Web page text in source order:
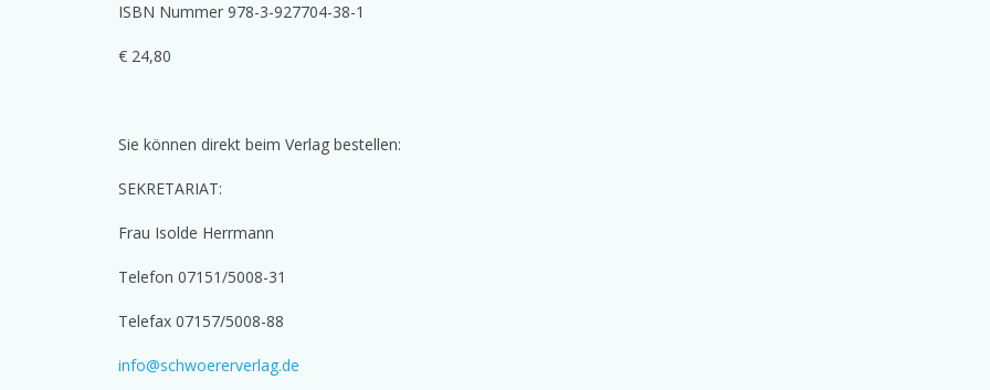
ISBN Nummer 978-3-927704-38-1
€ 24,80
Sie können direkt beim Verlag bestellen:
SEKRETARIAT:
Frau Isolde Herrmann
Telefon 07151/5008-31
Telefax 07157/5008-88
info@schwoererverlag.de